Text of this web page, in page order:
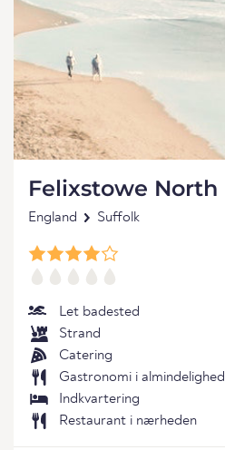
Felixstowe North
England Suffolk
Let badested
Strand
Catering
Gastronomi i almindelighed
Indkvartering
Restaurant i nærheden